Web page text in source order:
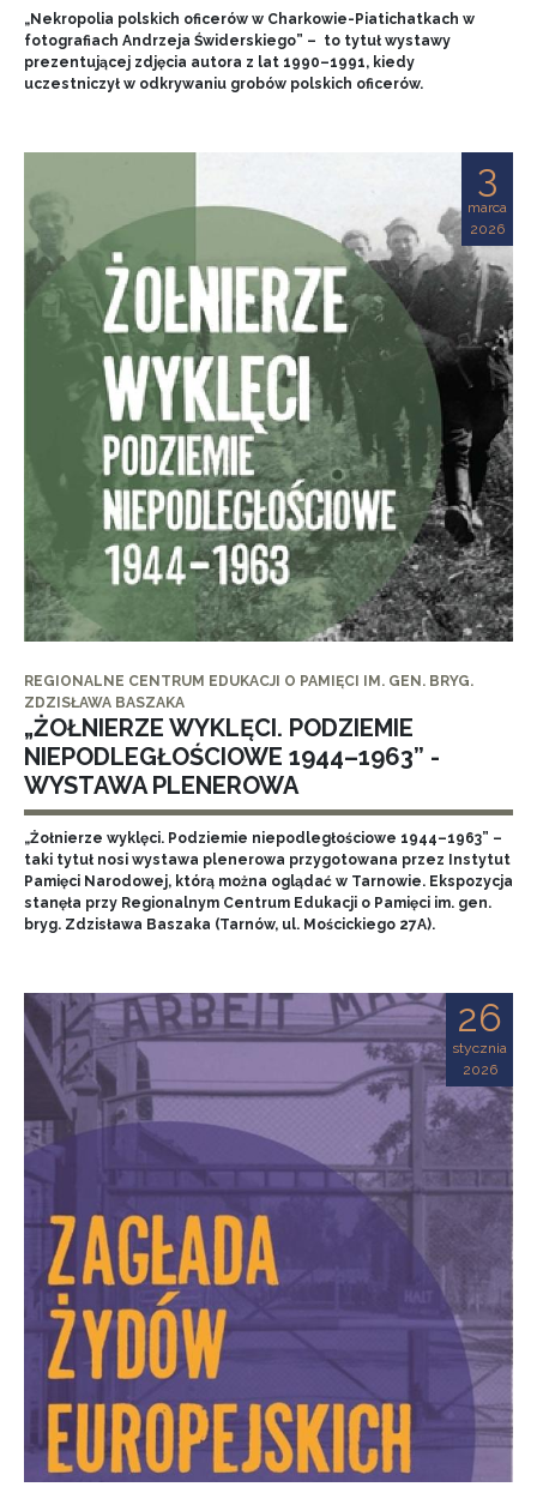
„Nekropolia polskich oficerów w Charkowie-Piatichatkach w
fotografiach Andrzeja Świderskiego” – to tytuł wystawy
prezentującej zdjęcia autora z lat 1990–1991, kiedy
uczestniczył w odkrywaniu grobów polskich oficerów.
3
marca
2026
REGIONALNE CENTRUM EDUKACJI O PAMIĘCI IM. GEN. BRYG.
ZDZISŁAWA BASZAKA
„ŻOŁNIERZE WYKLĘCI. PODZIEMIE
NIEPODLEGŁOŚCIOWE 1944–1963” -
WYSTAWA PLENEROWA
„Żołnierze wyklęci. Podziemie niepodległościowe 1944–1963” –
taki tytuł nosi wystawa plenerowa przygotowana przez Instytut
Pamięci Narodowej, którą można oglądać w Tarnowie. Ekspozycja
stanęła przy Regionalnym Centrum Edukacji o Pamięci im. gen.
bryg. Zdzisława Baszaka (Tarnów, ul. Mościckiego 27A).
26
stycznia
2026